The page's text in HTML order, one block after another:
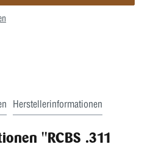
Herstellerinformationen
"RCBS .311